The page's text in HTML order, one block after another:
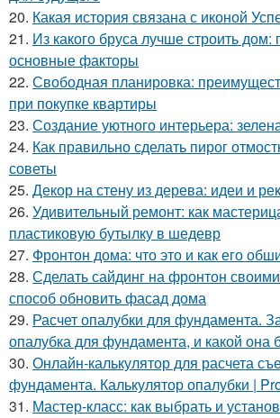
20. Какая история связана с иконой
21. Из какого бруса лучше строить дом:
основные факторы
22. Свободная планировка:
при покупке квартиры
23. Создание уютного интерьера:
24. Как правильно сделать пирог
советы
25. Декор на стену из дерева: идеи и
26. Удивительный ремонт: как
пластиковую бутылку в шедевр
27. Фронтон дома: что это и как его
28. Сделать сайдинг на фронтон
способ обновить фасад дома
29. Расчет опалубки для фундамента.
опалубка для фундамента, и какой она
30. Онлайн-калькулятор для расчета
фундамента. Калькулятор опалубки |
31. Мастер-класс: как выбрать и